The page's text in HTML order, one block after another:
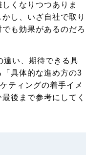
くなりつつありま
し、いざ自社で取り
も効果があるのだろ
違い、期待できる具
具体的な進め方の3
ティングの着手イメ
後まで参考にしてく